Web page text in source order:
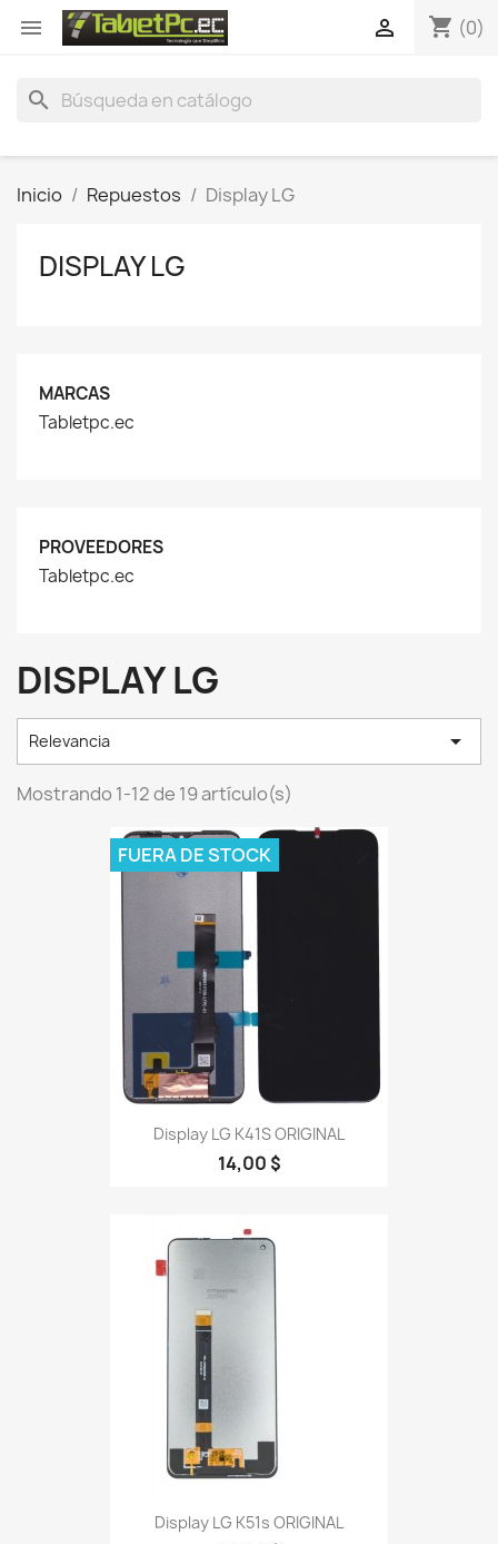
 shopping_cart (0)

search
Inicio Repuestos Display LG
DISPLAY LG
MARCAS
Tabletpc.ec
PROVEEDORES
Tabletpc.ec
DISPLAY LG
Relevancia 
Mostrando 1-12 de 19 artículo(s)
Display LG K41S ORIGINAL
14,00 $
FUERA DE STOCK
Display LG K51s ORIGINAL